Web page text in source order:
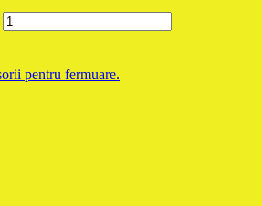
pentru fermuare.